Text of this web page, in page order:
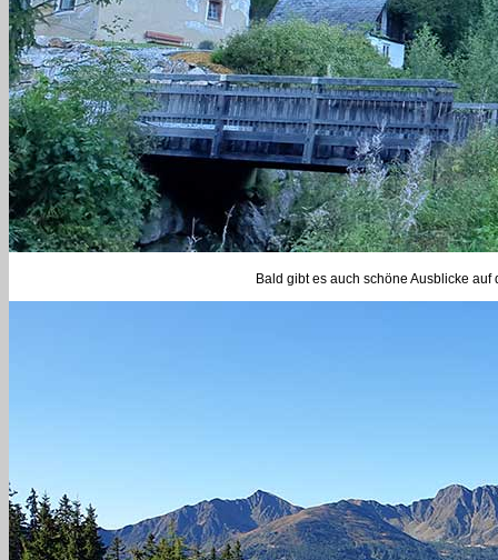
Bald gibt es auch schöne Ausblicke